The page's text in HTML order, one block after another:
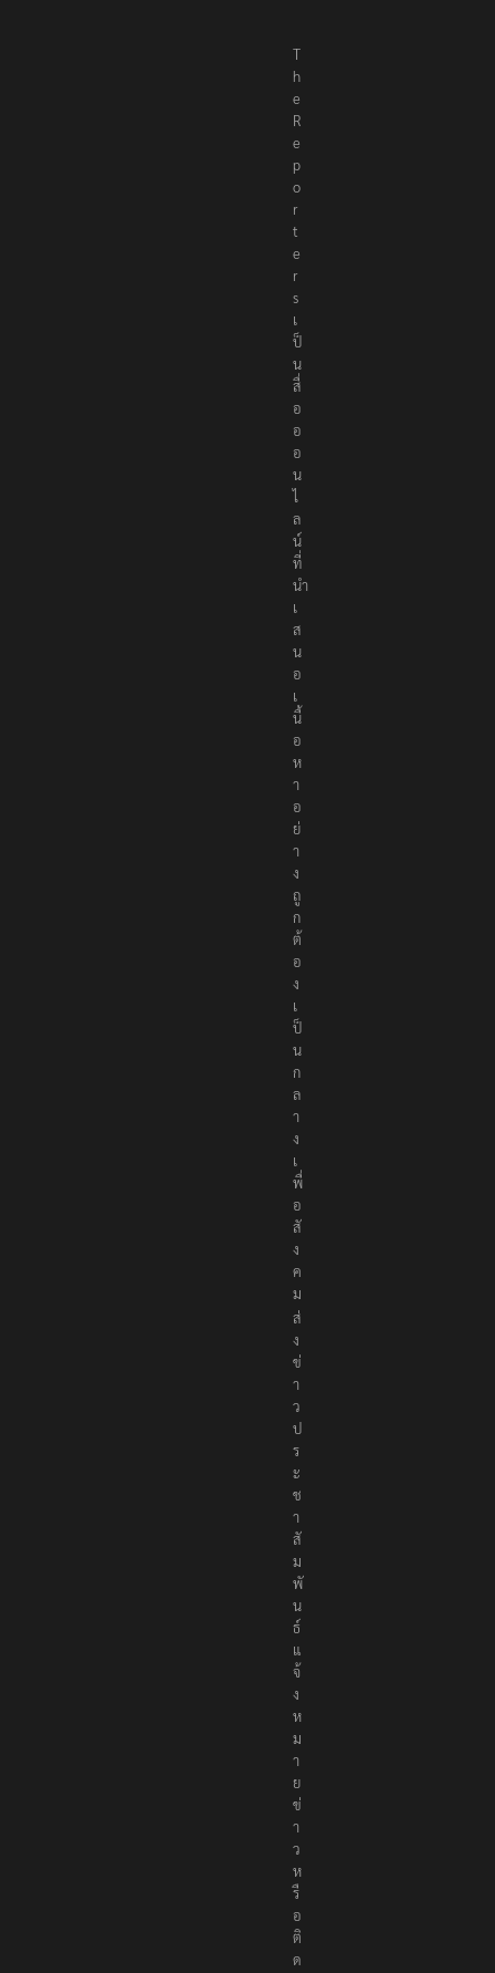
T
h
e
R
e
p
o
r
t
e
r
s
เ
ป็
น
สื่
อ
อ
อ
น
ไ
ล
น์
ที่
นำ
เ
ส
น
อ
เ
นื้
อ
ห
า
อ
ย่
า
ง
ถู
ก
ต้
อ
ง
เ
ป็
น
ก
ล
า
ง
เ
พื่
อ
สั
ง
ค
ม
ส่
ง
ข่
า
ว
ป
ร
ะ
ช
า
สั
ม
พั
น
ธ์
แ
จ้
ง
ห
ม
า
ย
ข่
า
ว
ห
รื
อ
ติ
ด